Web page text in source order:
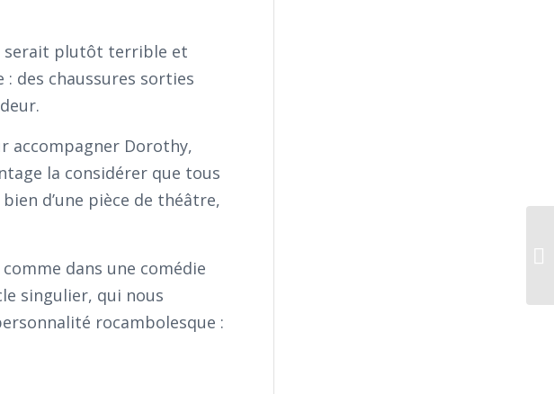
serait plutôt terrible et
des chaussures sorties
accompagner Dorothy,
la considérer que tous
d’une pièce de théâtre,
dans une comédie
singulier, qui nous
rocambolesque :